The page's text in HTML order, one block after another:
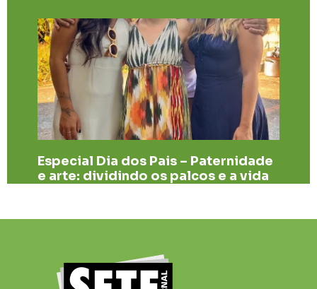
Especial Dia dos Pais – Paternidade
e arte: dividindo os palcos e a vida